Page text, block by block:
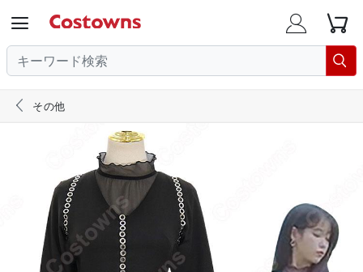
  

 その他